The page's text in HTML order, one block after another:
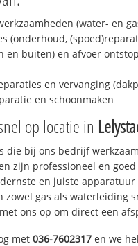
(water- en
(onderhoud,
en buiten) en afvoer
en vervanging
en schoonmaken
op locatie in
die bij ons bedrijf
zijn professioneel en
en juiste apparatuur
zowel gas als waterleiding
ons op om direct een
met 036-7602317 en we